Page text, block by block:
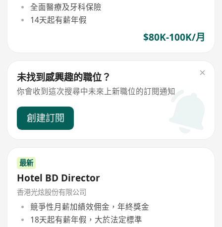
全面醫療及牙科保險
14天起有薪年假
$80K-100K/月
未找到感興趣的職位？
你會收到這次搜尋中未來上新職位的訂閱通知
創建訂閱
最新
Hotel BD Director
香港光炫股份有限公司
競爭性月薪加績效佣金，年終獎金
18天起有薪年假，大於法定標準